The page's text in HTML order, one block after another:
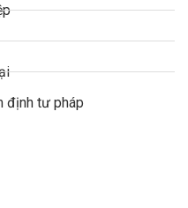
định tư pháp